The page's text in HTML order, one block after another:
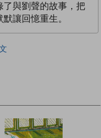
與劉聲的故事，把
讓回憶重生。